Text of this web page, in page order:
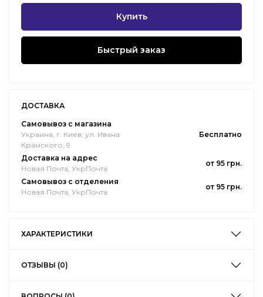
Купить
Быстрый заказ
ДОСТАВКА
Самовывоз с магазина
Украина, г. Киев, ул. Ивана
Крамского, 9
Бесплатно
Доставка на адрес
Новая Почта, УкрПочта
от 95 грн.
Самовывоз с отделения
Новая Почта, УкрПочта
от 95 грн.
ХАРАКТЕРИСТИКИ
ОТЗЫВЫ (0)